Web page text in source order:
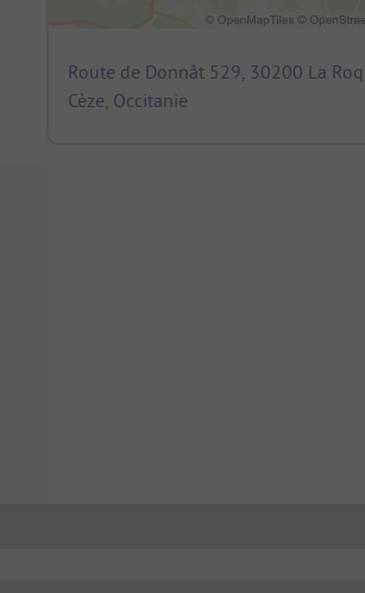
Route de Donnât 529, 30200 La
Cèze, Occitanie